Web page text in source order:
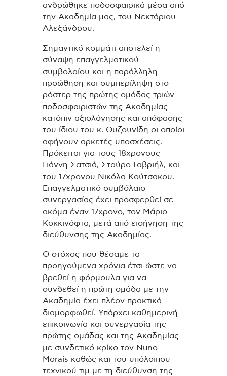
ανδρώθηκε ποδοσφαιρικά μέσα από
την Ακαδημία μας, του Νεκτάριου
Αλεξάνδρου.
Σημαντικό κομμάτι αποτελεί η
σύναψη επαγγελματικού
συμβολαίου και η παράλληλη
προώθηση και συμπερίληψη στο
ρόστερ της πρώτης ομάδας τριών
ποδοσφαιριστών της Ακαδημίας
κατόπιν αξιολόγησης και απόφασης
του ίδιου του κ. Ουζουνίδη οι οποίοι
αφήνουν αρκετές υποσχέσεις.
Πρόκειται για τους 18χρονους
Γιάννη Σατσιά, Σταύρο Γαβριήλ, και
του 17χρονου Νικόλα Κούτσακου.
Επαγγελματικό συμβόλαιο
συνεργασίας έχει προσφερθεί σε
ακόμα έναν 17χρονο, τον Μάριο
Κοκκινόφτα, μετά από εισήγηση της
διεύθυνσης της Ακαδημίας.
Ο στόχος που θέσαμε τα
προηγούμενα χρόνια έτσι ώστε να
βρεθεί η φόρμουλα για να
συνδεθεί η πρώτη ομάδα με την
Ακαδημία έχει πλέον πρακτικά
διαμορφωθεί. Υπάρχει καθημερινή
επικοινωνία και συνεργασία της
πρώτης ομάδας και της Ακαδημίας
με συνδετικό κρίκο τον Νuno
Morais καθώς και του υπόλοιπου
τεχνικού τιμ με τη διεύθυνση της